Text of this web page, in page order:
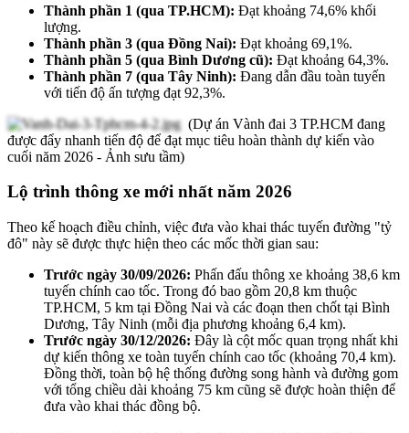
Thành phần 1 (qua TP.HCM): Đạt khoảng 74,6% khối
lượng.
Thành phần 3 (qua Đồng Nai): Đạt khoảng 69,1%.
Thành phần 5 (qua Bình Dương cũ): Đạt khoảng 64,3%.
Thành phần 7 (qua Tây Ninh): Đang dẫn đầu toàn tuyến
với tiến độ ấn tượng đạt 92,3%.
(Dự án Vành đai 3 TP.HCM đang
được đẩy nhanh tiến độ để đạt mục tiêu hoàn thành dự kiến vào
cuối năm 2026 - Ảnh sưu tầm)
Lộ trình thông xe mới nhất năm 2026
Theo kế hoạch điều chỉnh, việc đưa vào khai thác tuyến đường "tỷ
đô" này sẽ được thực hiện theo các mốc thời gian sau:
Trước ngày 30/09/2026: Phấn đấu thông xe khoảng 38,6 km
tuyến chính cao tốc. Trong đó bao gồm 20,8 km thuộc
TP.HCM, 5 km tại Đồng Nai và các đoạn then chốt tại Bình
Dương, Tây Ninh (mỗi địa phương khoảng 6,4 km).
Trước ngày 30/12/2026: Đây là cột mốc quan trọng nhất khi
dự kiến thông xe toàn tuyến chính cao tốc (khoảng 70,4 km).
Đồng thời, toàn bộ hệ thống đường song hành và đường gom
với tổng chiều dài khoảng 75 km cũng sẽ được hoàn thiện để
đưa vào khai thác đồng bộ.